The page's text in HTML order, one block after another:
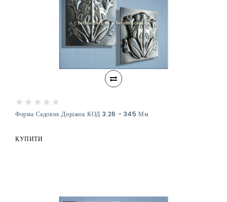
Форма Садових Доріжок КОД 3.26 - 345 Мм
КУПИТИ